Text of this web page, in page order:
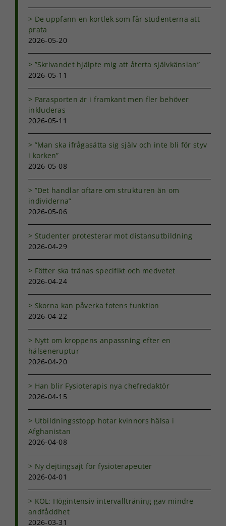
De uppfann en kortlek som får studenterna att
prata
2026-05-20
”Skrivandet hjälpte mig att återta självkänslan”
2026-05-11
Parasporten är i framkant men fler behöver
inkluderas
2026-05-11
”Man ska ifrågasätta sig själv och inte bli för styv
i korken”
2026-05-08
”Det handlar oftare om strukturen än om
individerna”
2026-05-06
Studenter protesterar mot distansutbildning
2026-04-29
Fötter ska tränas specifikt och medvetet
2026-04-24
Skorna kan påverka fotens funktion
2026-04-22
Nytt om kroppens anpassning efter en
hälseneruptur
2026-04-20
Han blir Fysioterapis nya chefredaktör
2026-04-15
Utbildningsstopp hotar kvinnors hälsa i
Afghanistan
2026-04-08
Ny dejtingsajt för fysioterapeuter
2026-04-01
KOL: Högintensiv intervallträning gav mindre
andfåddhet
2026-03-31
intressen och ditt
beteende när du
anpassat innehåll